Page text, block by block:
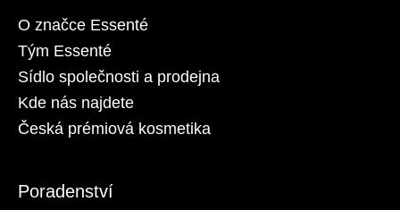
O značce Essenté
Tým Essenté
Sídlo společnosti a prodejna
Kde nás najdete
Česká prémiová kosmetika
Poradenství